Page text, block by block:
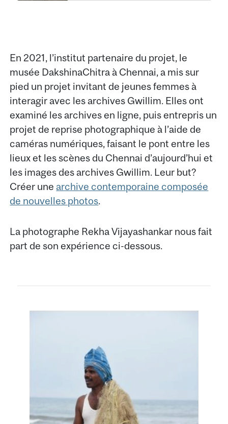
En 2021, l’institut partenaire du projet, le
musée DakshinaChitra à Chennai, a mis sur
pied un projet invitant de jeunes femmes à
interagir avec les archives Gwillim. Elles ont
examiné les archives en ligne, puis entrepris un
projet de reprise photographique à l’aide de
caméras numériques, faisant le pont entre les
lieux et les scènes du Chennai d’aujourd’hui et
les images des archives Gwillim. Leur but?
Créer unearchive contemporaine composée
de nouvelles photos.
La photographe Rekha Vijayashankar nous fait
part de son expérience ci-dessous.